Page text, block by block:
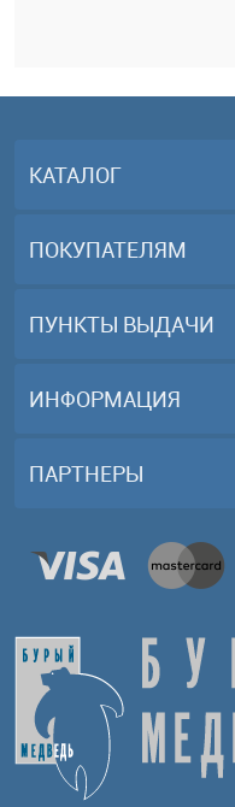
КАТАЛОГ
ПОКУПАТЕЛЯМ
ПУНКТЫ ВЫДАЧИ
ИНФОРМАЦИЯ
ПАРТНЕРЫ